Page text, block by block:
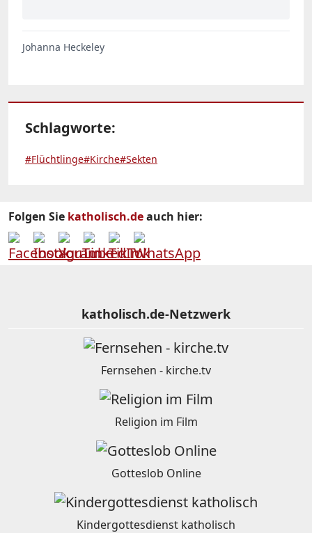
Johanna Heckeley
Schlagworte:
#Flüchtlinge#Kirche#Sekten
Folgen Sie katholisch.deauch hier:
katholisch.de-Netzwerk
Fernsehen - kirche.tv
Religion im Film
Gotteslob Online
Kindergottesdienst katholisch